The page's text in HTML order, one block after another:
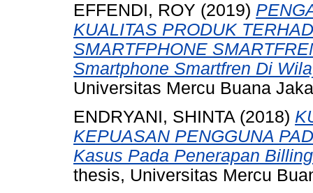
EFFENDI, ROY (2019)
KUALITAS PRODUK
SMARTFPHONE
Smartphone Smartfren Di
Universitas Mercu Buana
ENDRYANI, SHINTA (2018)
KEPUASAN PENGGUNA
Kasus Pada Penerapan
thesis, Universitas Mercu